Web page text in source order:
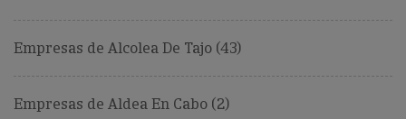
Empresas de Alcolea De Tajo (43)
Empresas de Aldea En Cabo (2)